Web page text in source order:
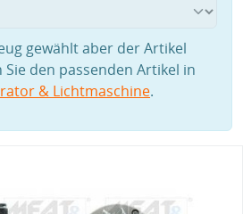
gewählt aber der Artikel
Sie den passenden Artikel in
& Lichtmaschine.